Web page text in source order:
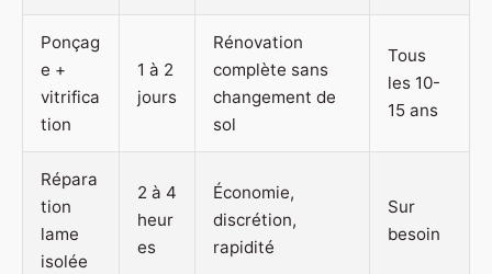
Ponçag
e +
vitrifica
tion
1 à 2
jours
Rénovation
complète sans
changement de
sol
Tous
les 10-
15 ans
Répara
tion
lame
isolée
2 à 4
heur
es
Économie,
discrétion,
rapidité
Sur
besoin